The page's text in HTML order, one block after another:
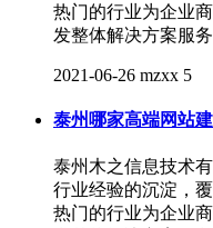
热门的行业为企业
发整体解决方案服务
2021-06-26 mzxx 5
泰州哪家高端网站
泰州木之信息技术
行业经验的沉淀，
热门的行业为企业